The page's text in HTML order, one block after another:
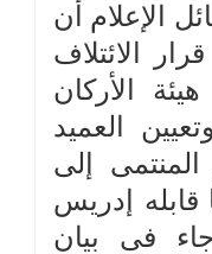
الإعلام أن
الائتلاف
الأركان
العميد
المنتمى إلى
قابله إدريس
فى بيان